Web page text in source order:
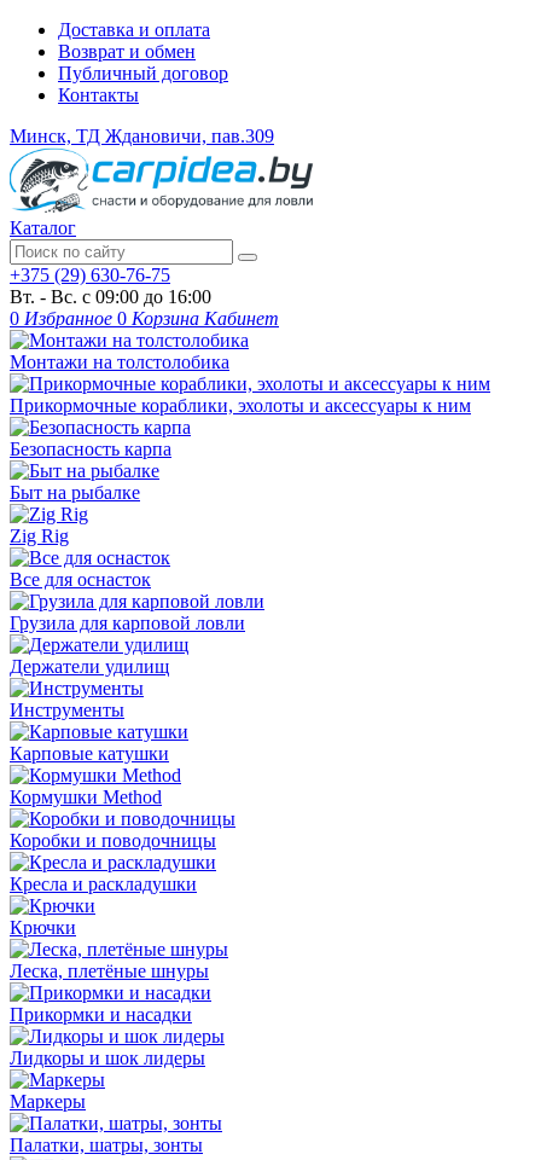
Доставка и оплата
Возврат и обмен
Публичный договор
Контакты
Минск, ТД Ждановичи, пав.309
Каталог
+375 (29) 630-76-75
Вт. - Вс. с 09:00 до 16:00
0 Избранное 0 Корзина Кабинет
Монтажи на толстолобика
Прикормочные кораблики, эхолоты и аксессуары к ним
Безопасность карпа
Быт на рыбалке
Zig Rig
Все для оснасток
Грузила для карповой ловли
Держатели удилищ
Инструменты
Карповые катушки
Кормушки Method
Коробки и поводочницы
Кресла и раскладушки
Крючки
Леска, плетёные шнуры
Прикормки и насадки
Лидкоры и шок лидеры
Маркеры
Палатки, шатры, зонты